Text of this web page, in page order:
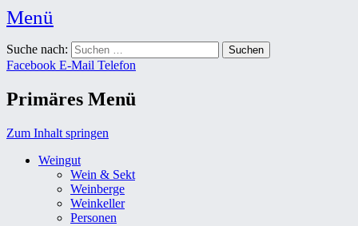
Menü
Weingut Karl Friedrich Aust
Das Weingut im Herzen der Radebeuler Oberlößnitz
Suche nach:
Facebook E-Mail Telefon
Primäres Menü
Zum Inhalt springen
Weingut
Wein & Sekt
Weinberge
Weinkeller
Personen